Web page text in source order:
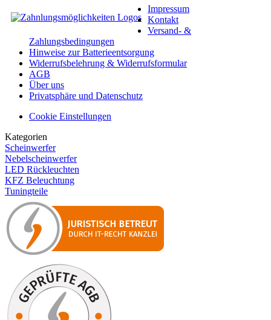
Impressum
Kontakt
Versand- &
Zahlungsbedingungen
Hinweise zur Batterieentsorgung
Widerrufsbelehrung & Widerrufsformular
AGB
Über uns
Privatsphäre und Datenschutz
Cookie Einstellungen
Kategorien
Scheinwerfer
Nebelscheinwerfer
LED Rückleuchten
KFZ Beleuchtung
Tuningteile